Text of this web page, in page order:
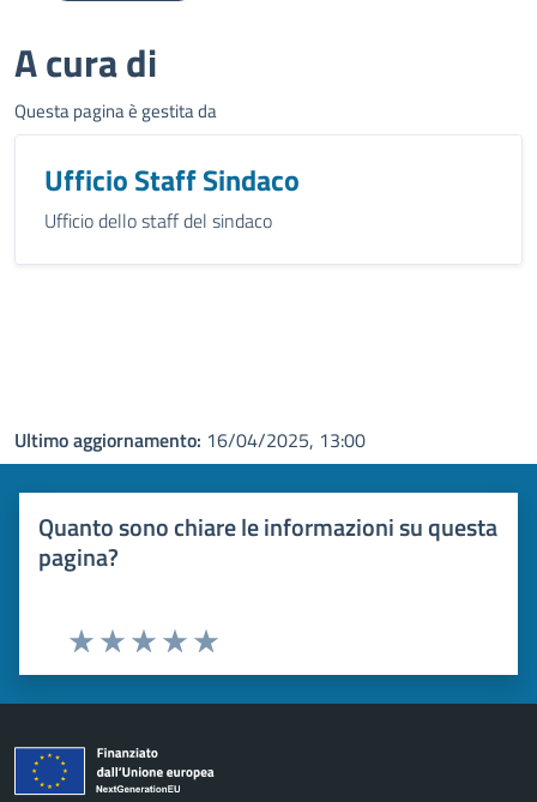
A cura di
Questa pagina è gestita da
Ufficio Staff Sindaco
Ufficio dello staff del sindaco
Ultimo aggiornamento: 16/04/2025, 13:00
Quanto sono chiare le informazioni su questa
pagina?
Valuta 5 stelle su 5
Valuta 4 stelle su 5
Valuta 3 stelle su 5
Valuta 2 stelle su 5
Valuta 1 stelle su 5